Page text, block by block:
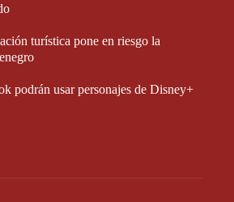
turística pone en riesgo la
podrán usar personajes de Disney+